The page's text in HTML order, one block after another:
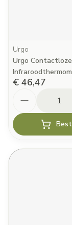
Urgo
Urgo Contactloze
€ 46,47